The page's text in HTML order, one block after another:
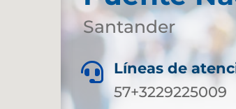
Santander

Líneas de
57+3229225009